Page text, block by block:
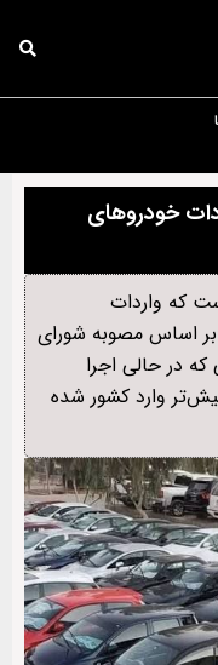
خودروهای
که واردات
اساس مصوبه شورای
در حالی اجرا
وارد کشور شده